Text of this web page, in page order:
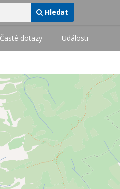
Hledat
Časté dotazy Události